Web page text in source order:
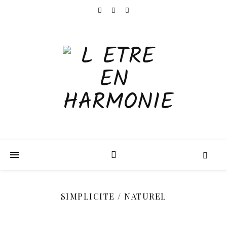
SIMPLICITE / NATUREL